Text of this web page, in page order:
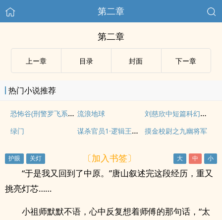
第二章
第二章
上ー章 目录 封面 下ー章
热门小说推荐
恐怖谷(刑警罗飞系列之3) 流浪地球 刘慈欣中短篇科幻作品
绿门 谋杀官员1·逻辑王子的演绎 摸金校尉之九幽将军
〔加入书签〕
“于是我又回到了中原。”唐山叙述完这段经历，重又
挑亮灯芯……
小祖师默默不语，心中反复想着师傅的那句话，“太